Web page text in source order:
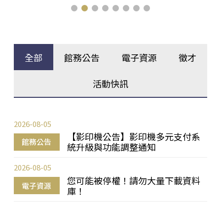
全部 館務公告 電子資源 徵才
活動快訊
館務公告
【影印機公告】影印機多元支付系
統升級與功能調整通知
2026-08-05
電子資源
您可能被停權！請勿大量下載資料
庫！
2026-08-05